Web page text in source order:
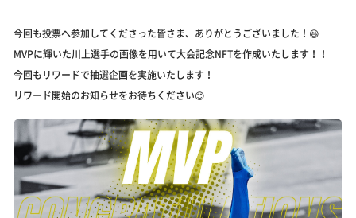
今回も投票へ参加してくださった皆さま、ありがとうございました！😆
MVPに輝いた川上選手の画像を用いて大会記念NFTを作成いたします！！
今回もリワードで抽選企画を実施いたします！
リワード開始のお知らせをお待ちください😊